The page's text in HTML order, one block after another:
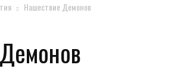
Нашествие Демонов